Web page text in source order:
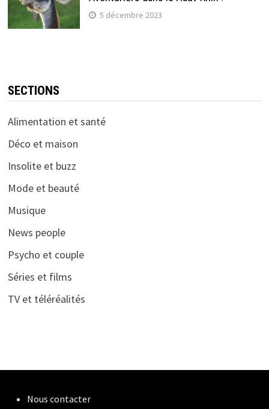
5 décembre 2023
SECTIONS
Alimentation et santé
Déco et maison
Insolite et buzz
Mode et beauté
Musique
News people
Psycho et couple
Séries et films
TV et téléréalités
Nous contacter